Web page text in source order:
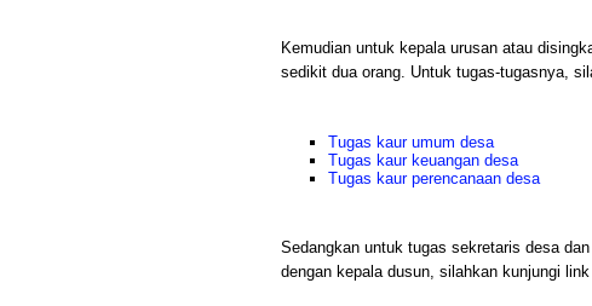
Kemudian untuk kepala urusan atau
sedikit dua orang. Untuk tugas-tugasnya,
Tugas kaur umum desa
Tugas kaur keuangan desa
Tugas kaur perencanaan desa
Sedangkan untuk tugas sekretaris desa
dengan kepala dusun, silahkan kunjungi